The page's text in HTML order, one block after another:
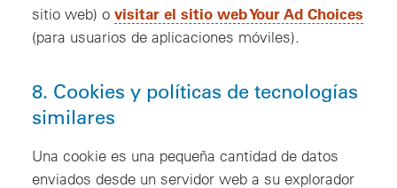
sitio web) o visitar el sitio web Your Ad Choices
(para usuarios de aplicaciones móviles).
8. Cookies y políticas de tecnologías
similares
Una cookie es una pequeña cantidad de datos
enviados desde un servidor web a su explorador